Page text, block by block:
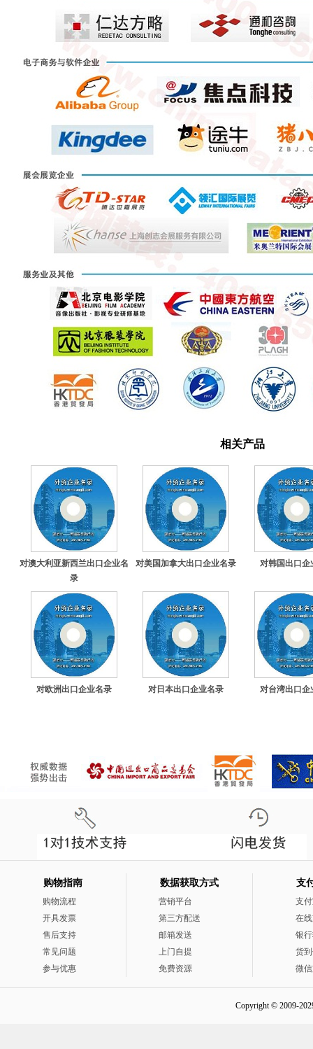
相关产品
对澳大利亚新西兰出口企业名
录
对美国加拿大出口企业名录 对韩国出口企
对欧洲出口企业名录 对日本出口企业名录 对台湾出口企
购物指南
购物流程
开具发票
售后支持
常见问题
参与优惠
数据获取方式
营销平台
第三方配送
邮箱发送
上门自提
免费资源
支
支
在
银
货
微
Copyright © 2009-